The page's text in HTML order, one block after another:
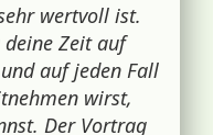
wertvoll ist.
deine Zeit auf
auf jeden Fall
wirst,
Der Vortrag